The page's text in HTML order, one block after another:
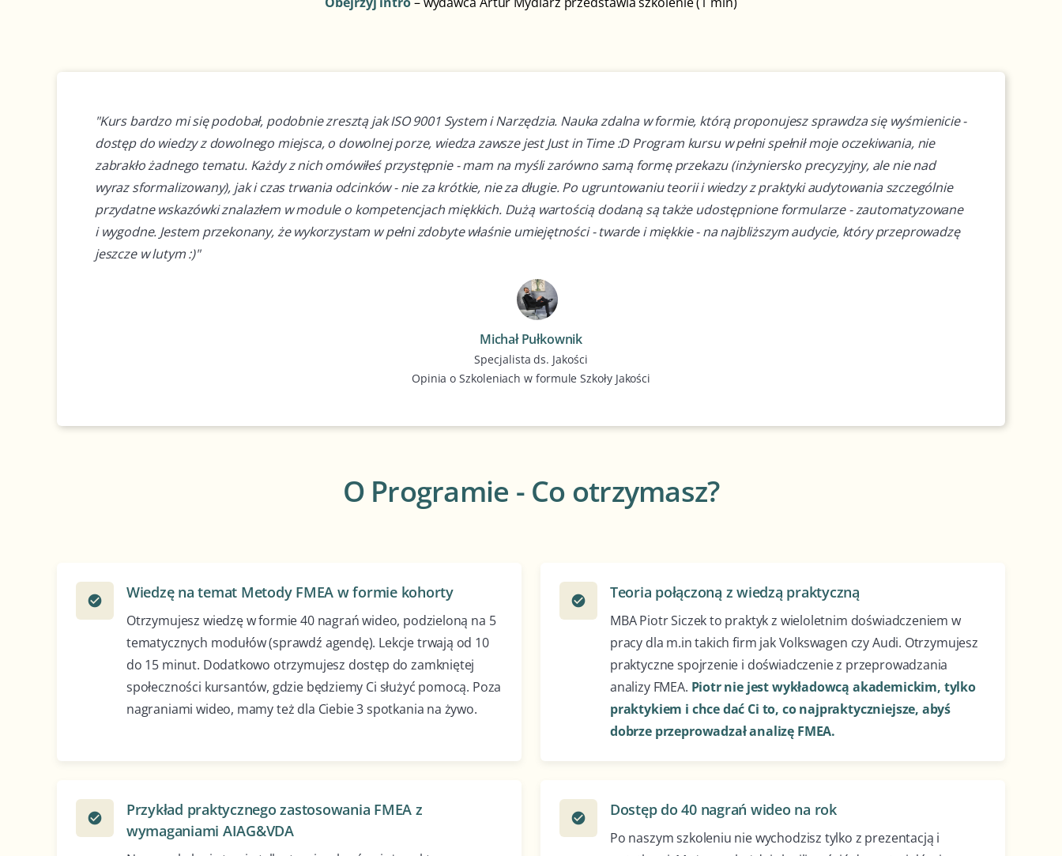
"Kurs bardzo mi się podobał, podobnie zresztą jak ISO 9001 System i Narzędzia. Nauka zdalna w formie, którą proponujesz sprawdza się wyśmienicie -
dostęp do wiedzy z dowolnego miejsca, o dowolnej porze, wiedza zawsze jest Just in Time :D Program kursu w pełni spełnił moje oczekiwania, nie
zabrakło żadnego tematu. Każdy z nich omówiłeś przystępnie - mam na myśli zarówno samą formę przekazu (inżyniersko precyzyjny, ale nie nad
wyraz sformalizowany), jak i czas trwania odcinków - nie za krótkie, nie za długie. Po ugruntowaniu teorii i wiedzy z praktyki audytowania szczególnie
przydatne wskazówki znalazłem w module o kompetencjach miękkich. Dużą wartością dodaną są także udostępnione formularze - zautomatyzowane
i wygodne. Jestem przekonany, że wykorzystam w pełni zdobyte właśnie umiejętności - twarde i miękkie - na najbliższym audycie, który przeprowadzę
jeszcze w lutym :)"
Michał Pułkownik
Specjalista ds. Jakości
Opinia o Szkoleniach w formule Szkoły Jakości
O Programie - Co otrzymasz?
check_circle Wiedzę na temat Metody FMEA w formie kohorty
Otrzymujesz wiedzę w formie 40 nagrań wideo, podzieloną na 5
tematycznych modułów (sprawdź agendę). Lekcje trwają od 10
do 15 minut. Dodatkowo otrzymujesz dostęp do zamkniętej
społeczności kursantów, gdzie będziemy Ci służyć pomocą. Poza
nagraniami wideo, mamy też dla Ciebie 3 spotkania na żywo.
check_circle Teoria połączoną z wiedzą praktyczną
MBA Piotr Siczek to praktyk z wieloletnim doświadczeniem w
pracy dla m.in takich firm jak Volkswagen czy Audi. Otrzymujesz
praktyczne spojrzenie i doświadczenie z przeprowadzania
analizy FMEA. Piotr nie jest wykładowcą akademickim, tylko
praktykiem i chce dać Ci to, co najpraktyczniejsze, abyś
dobrze przeprowadzał analizę FMEA.
check_circle
Przykład praktycznego zastosowania FMEA z
wymaganiami AIAG&VDA
check_circle Dostęp do 40 nagrań wideo na rok
Po naszym szkoleniu nie wychodzisz tylko z prezentacją i